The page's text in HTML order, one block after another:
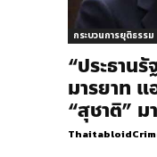
กระบวนการยุติธรรม
“ประธาน
มารยาท
“สุชาติ”